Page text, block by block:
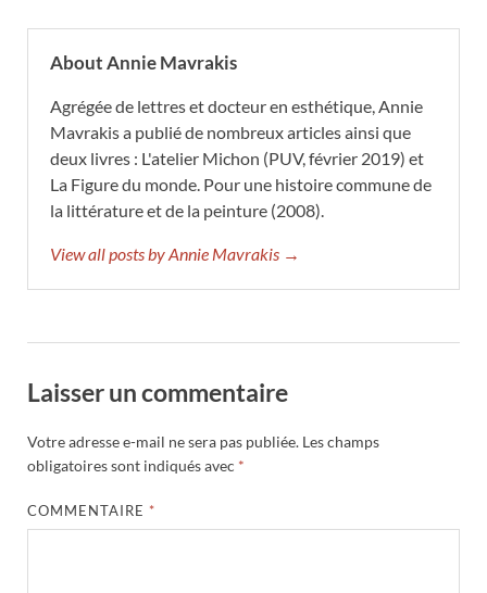
About Annie Mavrakis
Agrégée de lettres et docteur en esthétique, Annie
Mavrakis a publié de nombreux articles ainsi que
deux livres : L'atelier Michon (PUV, février 2019) et
La Figure du monde. Pour une histoire commune de
la littérature et de la peinture (2008).
View all posts by Annie Mavrakis →
Laisser un commentaire
Votre adresse e-mail ne sera pas publiée. Les champs
obligatoires sont indiqués avec *
COMMENTAIRE *